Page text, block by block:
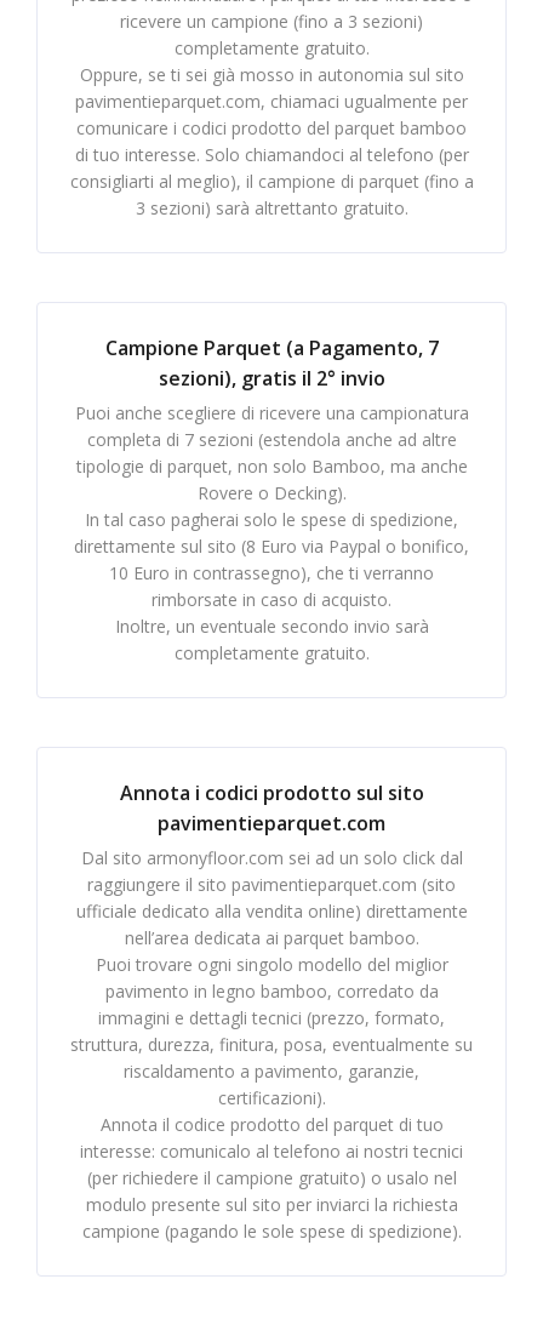
ricevere un campione (fino a 3 sezioni)
completamente gratuito.
Oppure, se ti sei già mosso in autonomia sul sito
pavimentieparquet.com, chiamaci ugualmente per
comunicare i codici prodotto del parquet bamboo
di tuo interesse. Solo chiamandoci al telefono (per
consigliarti al meglio), il campione di parquet (fino a
3 sezioni) sarà altrettanto gratuito.
Campione Parquet (a Pagamento, 7
sezioni), gratis il 2° invio
Puoi anche scegliere di ricevere una campionatura
completa di 7 sezioni (estendola anche ad altre
tipologie di parquet, non solo Bamboo, ma anche
Rovere o Decking).
In tal caso pagherai solo le spese di spedizione,
direttamente sul sito (8 Euro via Paypal o bonifico,
10 Euro in contrassegno), che ti verranno
rimborsate in caso di acquisto.
Inoltre, un eventuale secondo invio sarà
completamente gratuito.
Annota i codici prodotto sul sito
pavimentieparquet.com
Dal sito armonyfloor.com sei ad un solo click dal
raggiungere il sito pavimentieparquet.com (sito
ufficiale dedicato alla vendita online) direttamente
nell’area dedicata ai parquet bamboo.
Puoi trovare ogni singolo modello del miglior
pavimento in legno bamboo, corredato da
immagini e dettagli tecnici (prezzo, formato,
struttura, durezza, finitura, posa, eventualmente su
riscaldamento a pavimento, garanzie,
certificazioni).
Annota il codice prodotto del parquet di tuo
interesse: comunicalo al telefono ai nostri tecnici
(per richiedere il campione gratuito) o usalo nel
modulo presente sul sito per inviarci la richiesta
campione (pagando le sole spese di spedizione).